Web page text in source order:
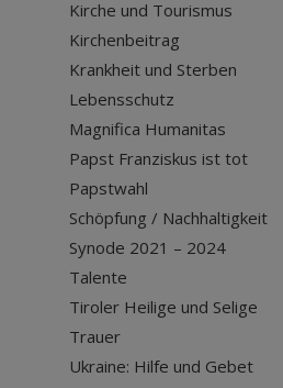
Kirche und Tourismus
Kirchenbeitrag
Krankheit und Sterben
Lebensschutz
Magnifica Humanitas
Papst Franziskus ist tot
Papstwahl
Schöpfung / Nachhaltigkeit
Synode 2021 – 2024
Talente
Tiroler Heilige und Selige
Trauer
Ukraine: Hilfe und Gebet